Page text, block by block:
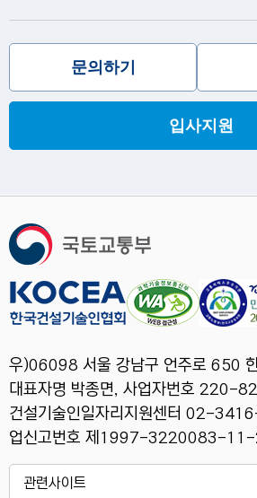
입사지원
문의하기
우)06098 서울 강남구 언주로 650
대표자명 박종면, 사업자번호 220-
건설기술인일자리지원센터 02-
업신고번호 제1997-3220083-